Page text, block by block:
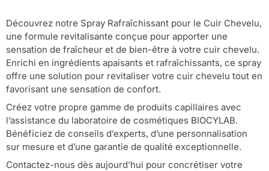
Découvrez notre Spray Rafraîchissant pour le Cuir Chevelu,
une formule revitalisante conçue pour apporter une
sensation de fraîcheur et de bien-être à votre cuir chevelu.
Enrichi en ingrédients apaisants et rafraîchissants, ce spray
offre une solution pour revitaliser votre cuir chevelu tout en
favorisant une sensation de confort.
Créez votre propre gamme de produits capillaires avec
l’assistance du laboratoire de cosmétiques BIOCYLAB.
Bénéficiez de conseils d’experts, d’une personnalisation
sur mesure et d’une garantie de qualité exceptionnelle.
Contactez-nous dès aujourd’hui pour concrétiser votre